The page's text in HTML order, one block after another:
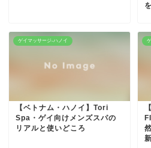
ゲイマッサージ-ハノイ
【ベトナム・ハノイ】Tori
Spa・ゲイ向けメンズスパの
リアルと使いどころ